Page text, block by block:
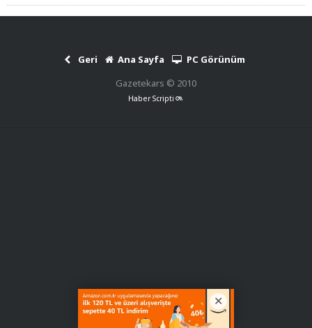
Geri Ana Sayfa
PC Görünüm
Gazetekars © 2010
Haber Scripti